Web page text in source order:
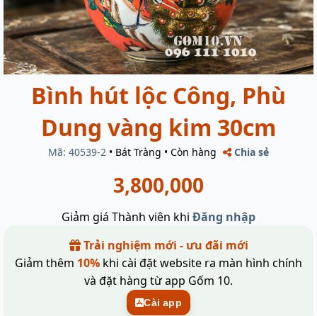
Bình hút lộc Công, Phù
Dung vàng kim 30cm
Mã: 40539-2 • Bát Tràng • Còn hàng Chia sẻ
3,800,000
Giảm giá Thành viên khi Đăng nhập
Trải nghiệm mới - ưu đãi mới
Giảm thêm 10% khi cài đặt website ra màn hình chính
và đặt hàng từ app Gốm 10.
Cài app